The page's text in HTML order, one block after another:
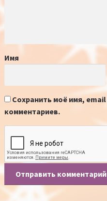
Имя
Сохранить моё имя,
комментариев.